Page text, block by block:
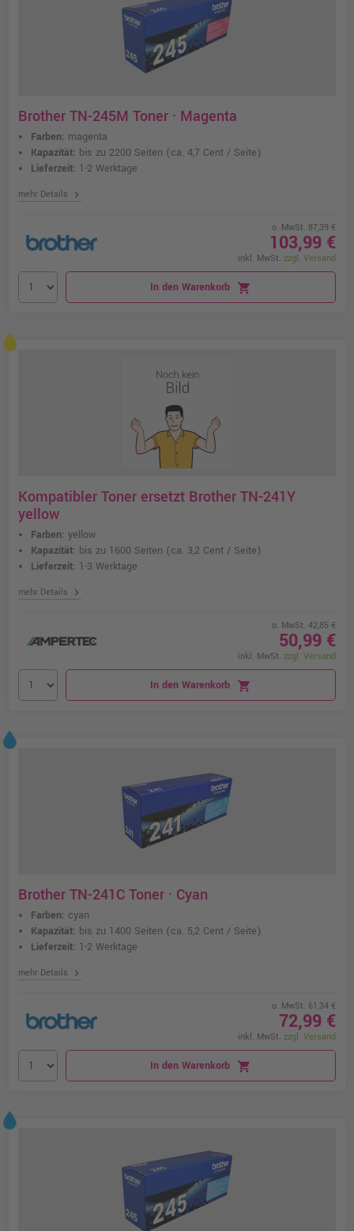
Brother TN-245M Toner · Magenta
Farben: magenta
Kapazität: bis zu 2200 Seiten (ca. 4,7 Cent / Seite)
Lieferzeit: 1-2 Werktage
mehr Details chevron_right
o. MwSt. 87,39 €
103,99 €
inkl. MwSt. zzgl. Versand
In den Warenkorb shopping_cart
Kompatibler Toner ersetzt Brother TN-241Y
yellow
Farben: yellow
Kapazität: bis zu 1600 Seiten (ca. 3,2 Cent / Seite)
Lieferzeit: 1-3 Werktage
mehr Details chevron_right
o. MwSt. 42,85 €
50,99 €
inkl. MwSt. zzgl. Versand
In den Warenkorb shopping_cart
Brother TN-241C Toner · Cyan
Farben: cyan
Kapazität: bis zu 1400 Seiten (ca. 5,2 Cent / Seite)
Lieferzeit: 1-2 Werktage
mehr Details chevron_right
o. MwSt. 61,34 €
72,99 €
inkl. MwSt. zzgl. Versand
In den Warenkorb shopping_cart